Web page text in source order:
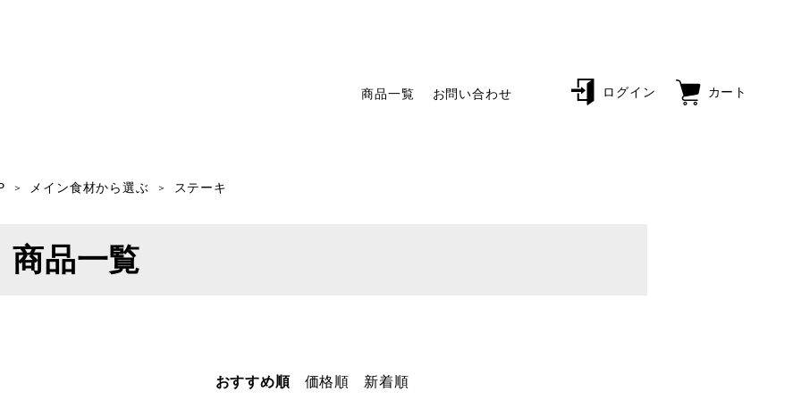
商品一覧 お問い合わせ ログイン カート
メイン食材から選ぶ ステーキ
商品一覧
おすすめ順 価格順 新着順